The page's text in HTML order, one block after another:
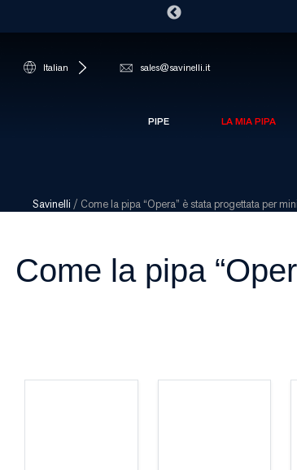
Italian sales@savinelli.it
PIPE LA MIA PIPA
Savinelli / Come la pipa “Opera” è stata progettata per
Come la pipa